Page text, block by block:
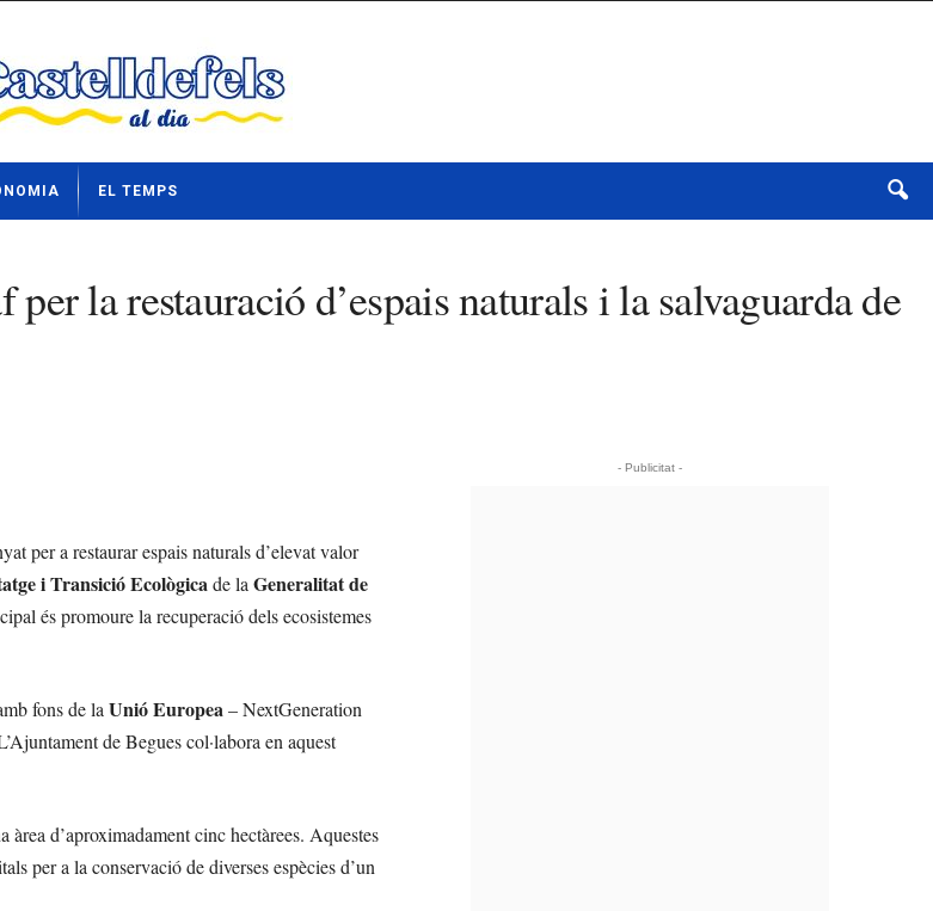
EL TEMPS
la restauració d’espais naturals i la salvaguarda de
per a restaurar espais naturals d’elevat valor
i Transició Ecològicade la Generalitat de
és promoure la recuperació dels ecosistemes
fons de la Unió Europea– NextGeneration
de Begues col·labora en aquest
d’aproximadament cinc hectàrees. Aquestes
per a la conservació de diverses espècies d’un
- Publicitat -